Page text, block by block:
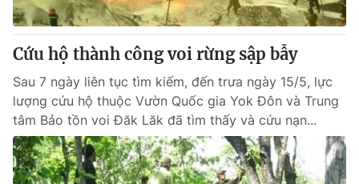
Cứu hộ thành công voi rừng sập bẫy
Sau 7 ngày liên tục tìm kiếm, đến trưa ngày 15/5, lực
lượng cứu hộ thuộc Vườn Quốc gia Yok Đôn và Trung
tâm Bảo tồn voi Đăk Lăk đã tìm thấy và cứu nạn...